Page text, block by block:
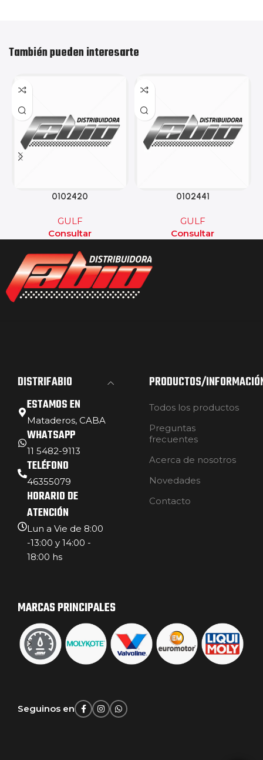
También pueden interesarte
0102420
GULF
Consultar
0102441
GULF
Consultar
DISTRIFABIO
ESTAMOS EN
Mataderos, CABA
WHATSAPP
11 5482-9113
TELÉFONO
46355079
HORARIO DE
ATENCIÓN
Lun a Vie de 8:00
-13:00 y 14:00 -
18:00 hs
PRODUCTOS/
Todos los productos
Preguntas
frecuentes
Acerca de nosotros
Novedades
Contacto
MARCAS PRINCIPALES
Seguinos en